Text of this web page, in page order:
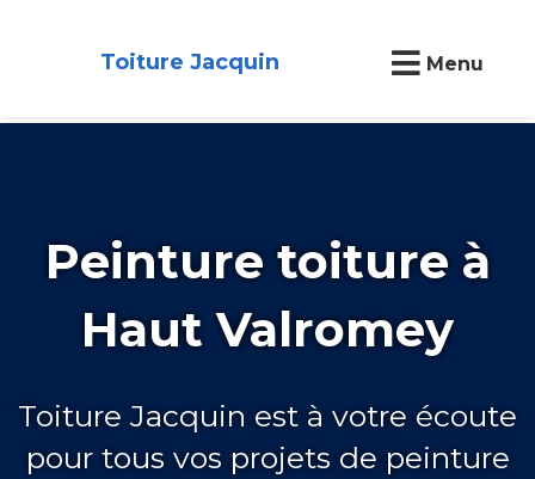
Toiture Jacquin Menu
Peinture toiture à
Haut Valromey
Toiture Jacquin est à votre écoute
pour tous vos projets de peinture